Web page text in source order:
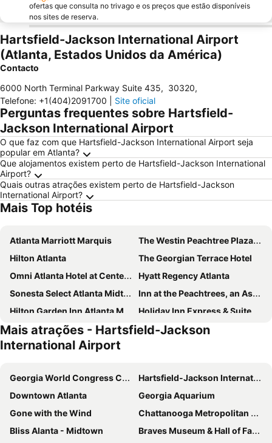
ofertas que consulta no trivago e os preços que estão disponíveis
nos sites de reserva.
Hartsfield-Jackson International Airport
(Atlanta, Estados Unidos da América)
Contacto
6000 North Terminal Parkway Suite 435, 30320,
Telefone: +1(404)2091700 Site oficial
Perguntas frequentes sobre Hartsfield-
Jackson International Airport
O que faz com que Hartsfield-Jackson International Airport seja
popular em Atlanta?
Que alojamentos existem perto de Hartsfield-Jackson International
Airport?
Quais outras atrações existem perto de Hartsfield-Jackson
International Airport?
Mais Top hotéis
Atlanta Marriott Marquis
The Westin Peachtree Plaza, Atlanta
Hilton Atlanta
The Georgian Terrace Hotel
Omni Atlanta Hotel at Centennial Park
Hyatt Regency Atlanta
Sonesta Select Atlanta Midtown Georgia Tech
Inn at the Peachtrees, an Ascend Collection Hotel
Hilton Garden Inn Atlanta Midtown
Holiday Inn Express & Suites Atlanta Downtown By Ihg
The Starling Atlanta Midtown, Curio Collection by Hilton
The American Hotel Atlanta Downtown, Tapestry Collection by Hilton
Home2 Suites by Hilton Atlanta Downtown
REVERB by Hard Rock Downtown Atlanta
SpringHill Suites by Marriott Atlanta Downtown
Atlanta Marriott Suites Midtown
Atlanta Airport Marriott Gateway
Aloft by Marriott Atlanta Downtown
The Ritz-Carlton, Atlanta
Courtland Grand Hotel, Trademark Collection by Wyndham
Barclay Hotel Atlanta Downtown
Mais atrações - Hartsfield-Jackson
International Airport
Georgia World Congress Center
Hartsfield-Jackson International Airport
Downtown Atlanta
Georgia Aquarium
Gone with the Wind
Chattanooga Metropolitan Airport
Bliss Alanta - Midtown
Braves Museum & Hall of FameTurner Field Tours